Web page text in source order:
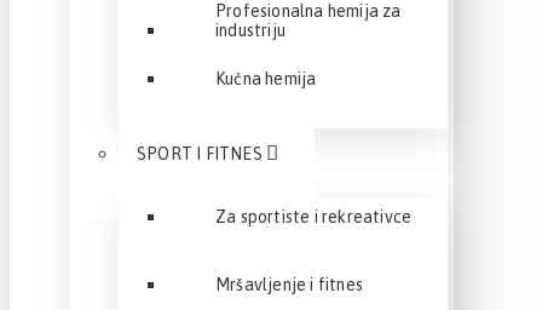
Profesionalna hemija za
industriju
Kućna hemija
SPORT I FITNES
Za sportiste i rekreativce
Mršavljenje i fitnes